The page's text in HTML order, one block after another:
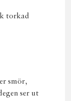
torkad
smör,
ser ut